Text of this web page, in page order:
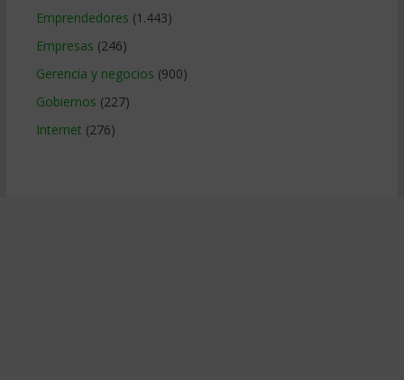
Emprendedores (1.443)
Empresas (246)
Gerencia y negocios (900)
Gobiernos (227)
Internet (276)